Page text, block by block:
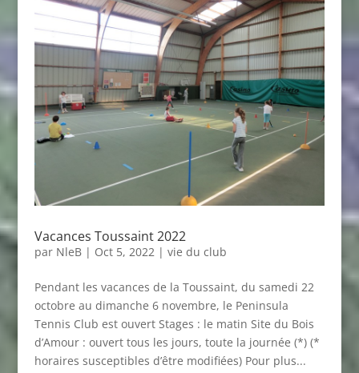
Vacances Toussaint 2022
par NleB| Oct 5, 2022| vie du club
Pendant les vacances de la Toussaint, du samedi 22
octobre au dimanche 6 novembre, le Peninsula
Tennis Club est ouvert Stages : le matin Site du Bois
d’Amour : ouvert tous les jours, toute la journée (*) (*
horaires susceptibles d’être modifiées) Pour plus...